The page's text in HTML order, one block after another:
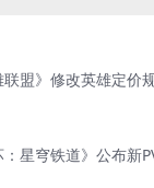
联盟》修改英雄定价
：星穹铁道》公布新